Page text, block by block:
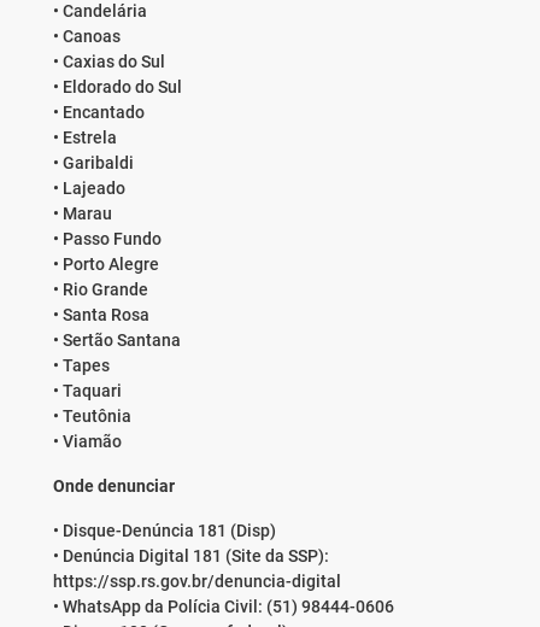
• Candelária
• Canoas
• Caxias do Sul
• Eldorado do Sul
• Encantado
• Estrela
• Garibaldi
• Lajeado
• Marau
• Passo Fundo
• Porto Alegre
• Rio Grande
• Santa Rosa
• Sertão Santana
• Tapes
• Taquari
• Teutônia
• Viamão
Onde denunciar
• Disque-Denúncia 181 (Disp)
• Denúncia Digital 181 (Site da SSP):
https://ssp.rs.gov.br/denuncia-digital
• WhatsApp da Polícia Civil: (51) 98444-0606